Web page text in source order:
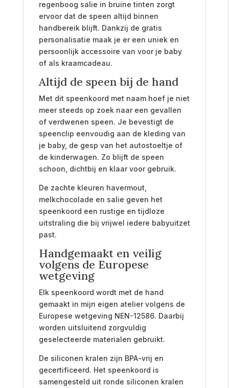
regenboog salie in bruine tinten zorgt
ervoor dat de speen altijd binnen
handbereik blijft. Dankzij de gratis
personalisatie maak je er een uniek en
persoonlijk accessoire van voor je baby
of als kraamcadeau.
Altijd de speen bij de hand
Met dit speenkoord met naam hoef je niet
meer steeds op zoek naar een gevallen
of verdwenen speen. Je bevestigt de
speenclip eenvoudig aan de kleding van
je baby, de gesp van het autostoeltje of
de kinderwagen. Zo blijft de speen
schoon, dichtbij en klaar voor gebruik.
De zachte kleuren havermout,
melkchocolade en salie geven het
speenkoord een rustige en tijdloze
uitstraling die bij vrijwel iedere babyuitzet
past.
Handgemaakt en veilig
volgens de Europese
wetgeving
Elk speenkoord wordt met de hand
gemaakt in mijn eigen atelier volgens de
Europese wetgeving NEN-12586. Daarbij
worden uitsluitend zorgvuldig
geselecteerde materialen gebruikt.
De siliconen kralen zijn BPA-vrij en
gecertificeerd. Het speenkoord is
samengesteld uit ronde siliconen kralen